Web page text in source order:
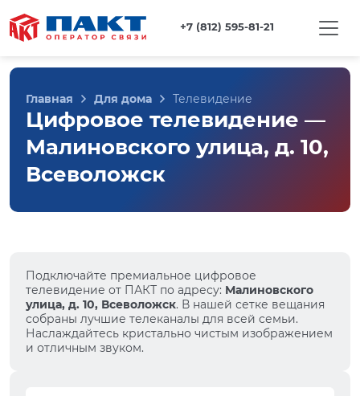
+7 (812) 595-81-21
Главная Для дома Телевидение
Цифровое телевидение —
Малиновского улица, д. 10,
Всеволожск
Подключайте премиальное цифровое
телевидение от ПАКТ по адресу: Малиновского
улица, д. 10, Всеволожск. В нашей сетке вещания
собраны лучшие телеканалы для всей семьи.
Наслаждайтесь кристально чистым изображением
и отличным звуком.